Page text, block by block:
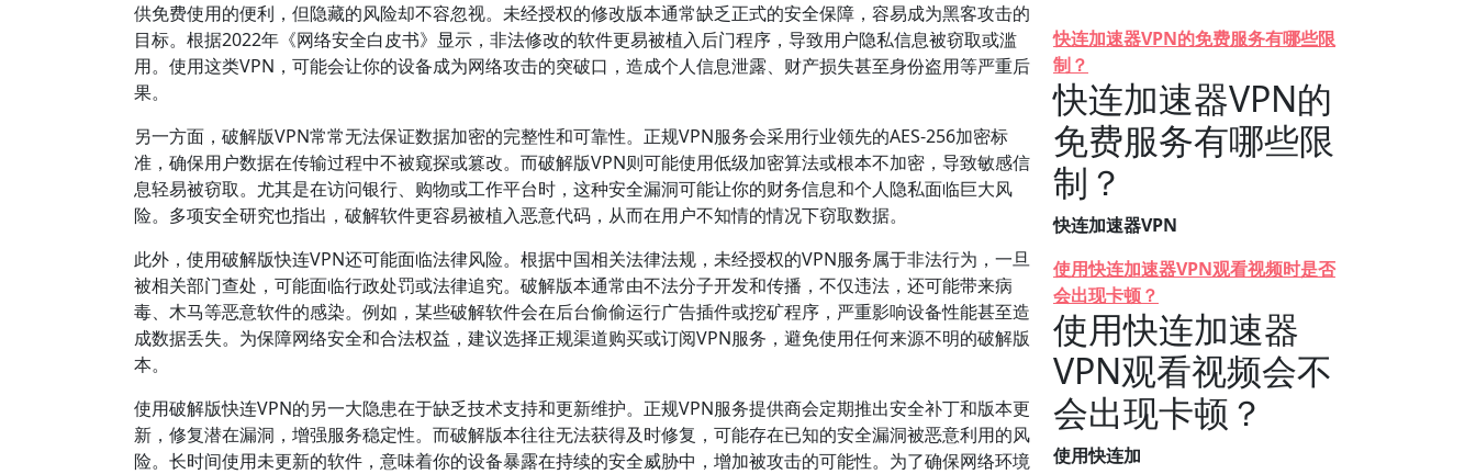
供免费使用的便利，但隐藏的风险却不容忽视。未经授权的修改版本通常缺乏正式的安全保障，容易成为黑客攻击的
目标。根据2022年《网络安全白皮书》显示，非法修改的软件更易被植入后门程序，导致用户隐私信息被窃取或滥
用。使用这类VPN，可能会让你的设备成为网络攻击的突破口，造成个人信息泄露、财产损失甚至身份盗用等严重后
果。
另一方面，破解版VPN常常无法保证数据加密的完整性和可靠性。正规VPN服务会采用行业领先的AES-256加密标
准，确保用户数据在传输过程中不被窥探或篡改。而破解版VPN则可能使用低级加密算法或根本不加密，导致敏感信
息轻易被窃取。尤其是在访问银行、购物或工作平台时，这种安全漏洞可能让你的财务信息和个人隐私面临巨大风
险。多项安全研究也指出，破解软件更容易被植入恶意代码，从而在用户不知情的情况下窃取数据。
此外，使用破解版快连VPN还可能面临法律风险。根据中国相关法律法规，未经授权的VPN服务属于非法行为，一旦
被相关部门查处，可能面临行政处罚或法律追究。破解版本通常由不法分子开发和传播，不仅违法，还可能带来病
毒、木马等恶意软件的感染。例如，某些破解软件会在后台偷偷运行广告插件或挖矿程序，严重影响设备性能甚至造
成数据丢失。为保障网络安全和合法权益，建议选择正规渠道购买或订阅VPN服务，避免使用任何来源不明的破解版
本。
使用破解版快连VPN的另一大隐患在于缺乏技术支持和更新维护。正规VPN服务提供商会定期推出安全补丁和版本更
新，修复潜在漏洞，增强服务稳定性。而破解版本往往无法获得及时修复，可能存在已知的安全漏洞被恶意利用的风
险。长时间使用未更新的软件，意味着你的设备暴露在持续的安全威胁中，增加被攻击的可能性。为了确保网络环境
快连加速器VPN的免费服务有哪些限
制？
快连加速器VPN的
免费服务有哪些限
制？
快连加速器VPN
使用快连加速器VPN观看视频时是否
会出现卡顿？
使用快连加速器
VPN观看视频会不
会出现卡顿？
使用快连加